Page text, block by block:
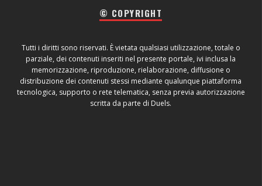
© COPYRIGHT
Tutti i diritti sono riservati. È vietata qualsiasi utilizzazione, totale o
parziale, dei contenuti inseriti nel presente portale, ivi inclusa la
memorizzazione, riproduzione, rielaborazione, diffusione o
distribuzione dei contenuti stessi mediante qualunque piattaforma
tecnologica, supporto o rete telematica, senza previa autorizzazione
scritta da parte di Duels.